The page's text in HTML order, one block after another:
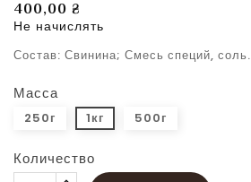
400,00 ₴
Не начислять
Состав: Свинина; Смесь специй, соль.
Масса
250г 1кг 500г
Количество